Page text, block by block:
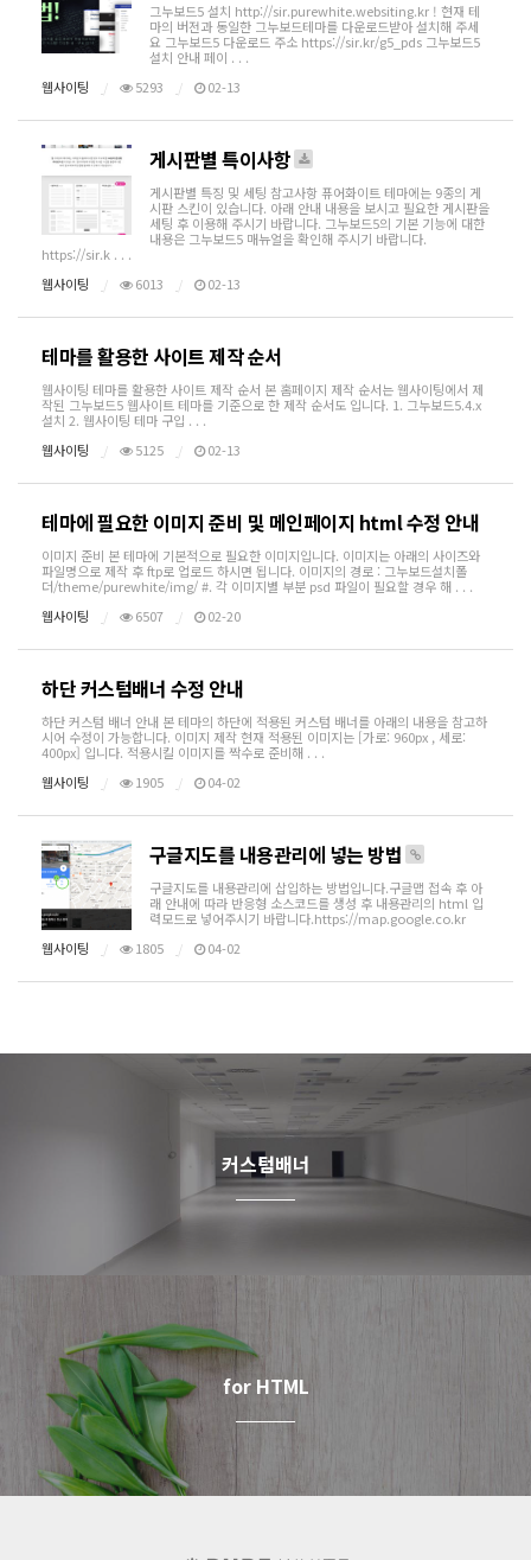
그누보드5 설치 http://sir.purewhite.websiting.kr ! 현재 테
마의 버전과 동일한 그누보드테마를 다운로드받아 설치해 주세
요 그누보드5 다운로드 주소 https://sir.kr/g5_pds 그누보드5
설치 안내 페이 . . .
웹사이팅
5293 02-13
게시판별 특이사항
게시판별 특징 및 세팅 참고사항 퓨어화이트 테마에는 9종의 게
시판 스킨이 있습니다. 아래 안내 내용을 보시고 필요한 게시판을
세팅 후 이용해 주시기 바랍니다. 그누보드5의 기본 기능에 대한
내용은 그누보드5 매뉴얼을 확인해 주시기 바랍니다.
https://sir.k . . .
웹사이팅
6013 02-13
테마를 활용한 사이트 제작 순서
웹사이팅 테마를 활용한 사이트 제작 순서 본 홈페이지 제작 순서는 웹사이팅에서 제
작된 그누보드5 웹사이트 테마를 기준으로 한 제작 순서도 입니다. 1. 그누보드5.4.x
설치 2. 웹사이팅 테마 구입 . . .
웹사이팅
5125 02-13
테마에 필요한 이미지 준비 및 메인페이지 html 수정 안내
이미지 준비 본 테마에 기본적으로 필요한 이미지입니다. 이미지는 아래의 사이즈와
파일명으로 제작 후 ftp로 업로드 하시면 됩니다. 이미지의 경로 : 그누보드설치폴
더/theme/purewhite/img/ #. 각 이미지별 부분 psd 파일이 필요할 경우 해 . . .
웹사이팅
6507 02-20
하단 커스텀배너 수정 안내
하단 커스텀 배너 안내 본 테마의 하단에 적용된 커스텀 배너를 아래의 내용을 참고하
시어 수정이 가능합니다. 이미지 제작 현재 적용된 이미지는 [가로: 960px , 세로:
400px] 입니다. 적용시킬 이미지를 짝수로 준비해 . . .
웹사이팅
1905 04-02
구글지도를 내용관리에 넣는 방법
구글지도를 내용관리에 삽입하는 방법입니다.구글맵 접속 후 아
래 안내에 따라 반응형 소스코드를 생성 후 내용관리의 html 입
력모드로 넣어주시기 바랍니다.https://map.google.co.kr
웹사이팅
1805 04-02
커스텀배너
for HTML